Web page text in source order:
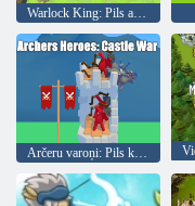
Warlock King: Pils aizsardzība